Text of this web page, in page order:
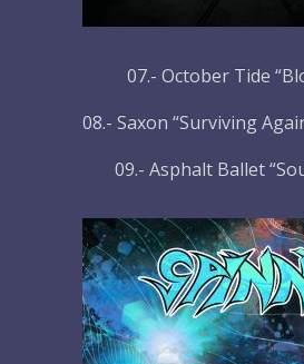
07.- October Tide
08.- Saxon “Surviving
09.- Asphalt Ballet